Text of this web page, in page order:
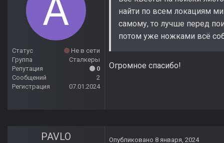
Статус
Не в сети
Группа
Сталкеры
Репутация
0
Сообщений
2
Регистрация
07.01.2024
найти по всем локациям
самому, то лучше перед
потом уже ножками всё
Огромное спасибо!
PAVLO Опубликовано 8 января, 2024